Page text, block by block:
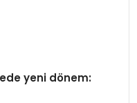
yeni dönem: